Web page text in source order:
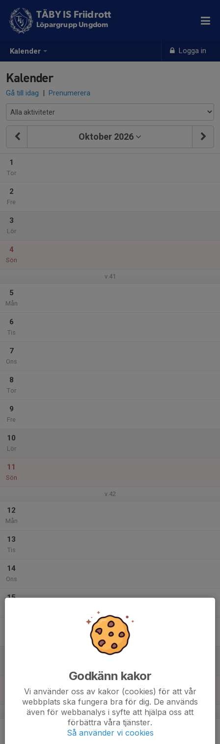
Kalender Logga in
TÄBY IS Friidrott
Löpargrupp Ungdom
Kalender
Gå till idag | Prenumerera
Oktober 2026
1
Tor
2
Fre
3
Lör
4
Sön
v.41
5
Mån
6
Tis
7
Ons
8
Tor
9
Fre
10
Lör
11
Sön
v.42
12
Mån
13
Tis
14
Ons
15
v.43
Godkänn kakor
Vi använder oss av kakor (cookies) för att vår
webbplats ska fungera bra för dig. De används
även för webbanalys i syfte att hjälpa oss att
förbättra våra tjänster.
Så använder vi cookies